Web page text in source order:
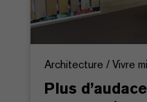
Architecture / Vivre
Plus